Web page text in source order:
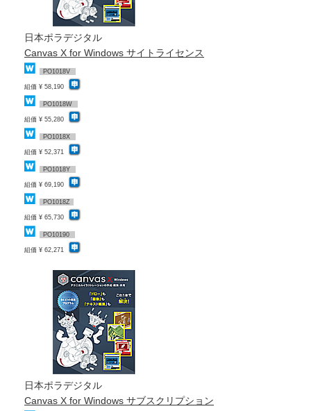
日本ポラデジタル
Canvas X for Windows サイトライセンス
PO1018V
組価 ¥ 58,190
PO1018W
組価 ¥ 55,280
PO1018X
組価 ¥ 52,371
PO1018Y
組価 ¥ 69,190
PO1018Z
組価 ¥ 65,730
PO10190
組価 ¥ 62,271
日本ポラデジタル
Canvas X for Windows サブスクリプション